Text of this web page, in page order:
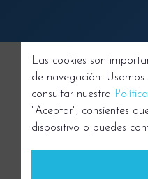
Las cookies son
de navegación. Usamos
consultar nuestra
"Aceptar", consientes
dispositivo o puedes